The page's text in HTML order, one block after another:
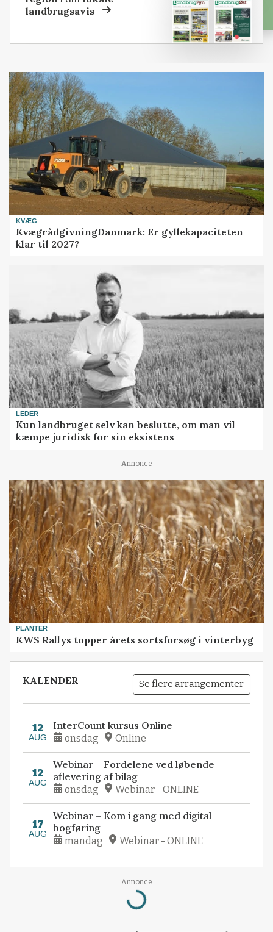
landbrugsavis
KVÆG
KvægrådgivningDanmark: Er gyllekapaciteten
klar til 2027?
LEDER
Kun landbruget selv kan beslutte, om man vil
kæmpe juridisk for sin eksistens
Annonce
PLANTER
KWS Rallys topper årets sortsforsøg i vinterbyg
KALENDER Se flere arrangementer
12
AUG
InterCount kursus Online
onsdag Online
12
AUG
Webinar – Fordelene ved løbende
aflevering af bilag
onsdag Webinar - ONLINE
17
AUG
Webinar – Kom i gang med digital
bogføring
mandag Webinar - ONLINE
Annonce
Loading...